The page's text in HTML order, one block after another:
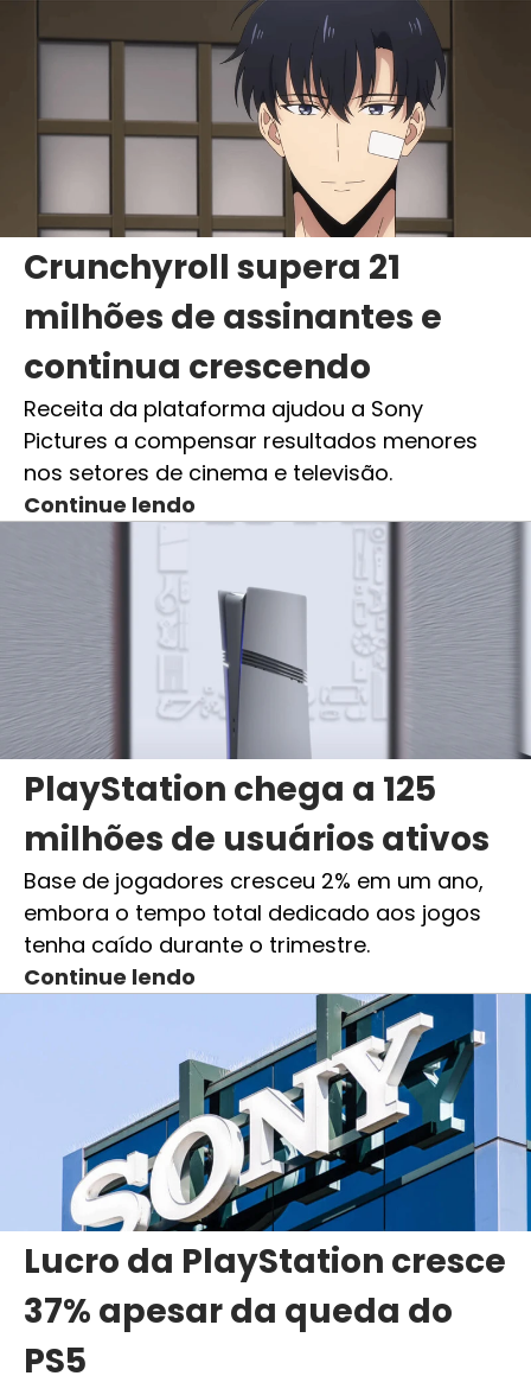
Crunchyroll supera 21
milhões de assinantes e
continua crescendo
Receita da plataforma ajudou a Sony
Pictures a compensar resultados menores
nos setores de cinema e televisão.
Continue lendo
PlayStation chega a 125
milhões de usuários ativos
Base de jogadores cresceu 2% em um ano,
embora o tempo total dedicado aos jogos
tenha caído durante o trimestre.
Continue lendo
Lucro da PlayStation cresce
37% apesar da queda do
PS5